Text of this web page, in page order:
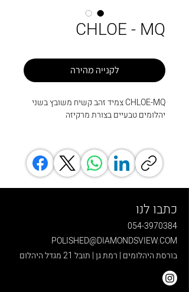
CHLOE - MQ
לקנייה מהירה
CHLOE-MQ צמיד זהב קשיח משובץ בשני
יהלומים טבעיים בצורת מרקיזה
כתבו לנו
054-3970384
POLISHED@DIAMONDSVIEW.COM
בורסת היהלומים | רמת גן | תובל 21 מגדל היהלום